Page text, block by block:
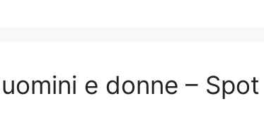
e donne – Spot